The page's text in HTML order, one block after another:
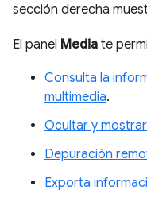
sección derecha
El panel Media te
Consulta la
multimedia.
Ocultar y
Depuración
Exporta